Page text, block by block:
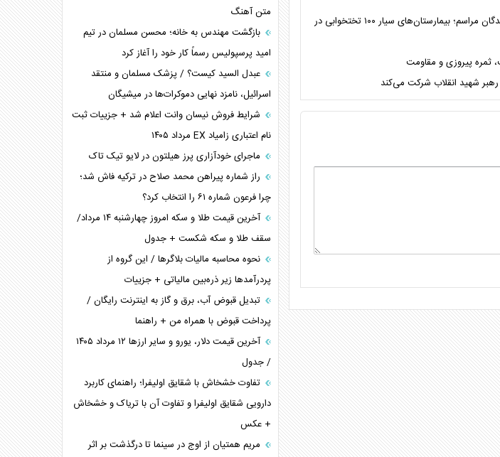
خبر مهم برای شرکت‌کنندگان مراسم؛ بیمارستان‌های سیار ۱۰۰ تختخوابی در
ثمره پیروزی و مقاومت
شهید انقلاب شرکت می‌کند
خطای راهبردی ترامپ مقابل برزیل
متن و حاشیه سفر نتانیاهو به آمریکا
متن آهنگ
بازگشت مهندس به خانه؛ محسن مسلمان در تیم
امید پرسپولیس رسماً کار خود را آغاز کرد
عبدل السید کیست؟ / پزشک مسلمان و منتقد
اسرائیل، نامزد نهایی دموکرات‌ها در میشیگان
شرایط فروش نیسان وانت اعلام شد + جزییات ثبت
نام اعتباری زامیاد EX مرداد ۱۴۰۵
ماجرای خودآزاری پرز هیلتون در لایو تیک تاک
راز شماره پیراهن محمد صلاح در ترکیه فاش شد؛
چرا فرعون شماره ۶۱ را انتخاب کرد؟
آخرین قیمت طلا و سکه امروز چهارشنبه ۱۴ مرداد/
سقف طلا و سکه شکست + جدول
نحوه محاسبه مالیات بلاگر‌ها / این گروه از
پردرآمد‌ها زیر ذره‌بین مالیاتی + جزییات
تبدیل قبوض آب، برق و گاز به اینترنت رایگان /
پرداخت قبوض با همراه من + راهنما
آخرین قیمت دلار، یورو و سایر ارز‌ها ۱۲ مرداد ۱۴۰۵
/ جدول
تفاوت خشخاش با شقایق اولیفرا؛ راهنمای کاربرد
دارویی شقایق اولیفرا و تفاوت آن با تریاک و خشخاش
+ عکس
مریم همتیان از اوج در سینما تا درگذشت بر اثر